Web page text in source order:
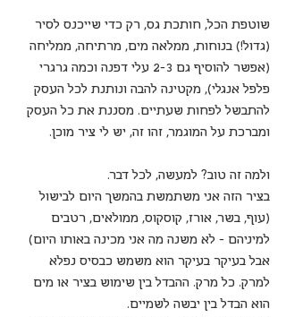
שוטפת הכל, חותכת גס, רק כדי שייכנס לסיר
(גדול!) בנוחות, ממלאה מים, מרתיחה, ממליחה
(אפשר להוסיף גם 2-3 עלי דפנה וכמה גרגרי
פלפל אנגלי), מקטינה להבה ונותנת לכל העסק
להתבשל לפחות שעתיים. מסננת את כל העסק
ומברכת על המוגמר, זהו זה, יש לי ציר מוכן.
ולמה זה טוב? למעשה, לכל דבר.
בציר הזה אני משתמשת בהמשך היום לבישול
(עוף, בשר, אורז, קוסקוס, ממולאים, רטבים
למיניהם - לא משנה מה אני מכינה באותו היום)
אבל בעיקר בעיקר הוא משמש כבסיס נפלא
למרק. כל מרק. ההבדל בין שימוש בציר או מים
הוא הבדל בין יבשה לשמיים.